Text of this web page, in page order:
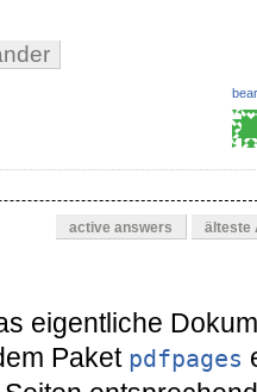
active answers älteste
eigentliche
Paket pdfpages